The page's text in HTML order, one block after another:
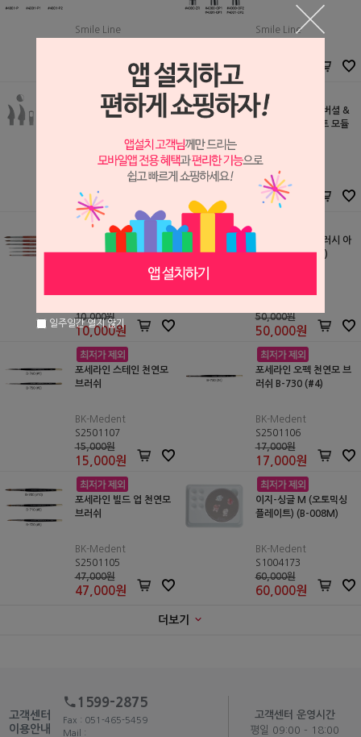
Smile Line
Smile Line
스마일 라인 세라믹 인스
(#4001-ZN)
Smile Line
73,000
스마일 라인 유니버셜 &
왁스 인스트루먼트 모듈
Smile Line
S2511201
74,000원
74,000
쇼후 포세라인 브러시 아
트 리필
10,000원
10,000원
쇼후 포세라인 브러시 아
트 세트 (#K0076)
50,000원
50,000원
포세라인 스테인 천연모
브러쉬
BK-Medent
S2501107
15,000원
15,000원
포세라인 오펙 천연모 브
러쉬 B-730 (#4)
BK-Medent
S2501106
17,000원
17,000원
포세라인 빌드 업 천연모
브러쉬
BK-Medent
S2501105
47,000원
47,000원
이지-싱글 M (오토믹싱
플레이트) (B-008M)
BK-Medent
S1004173
60,000원
60,000원
더보기
고객센터
이용안내
1599-2875
Fax : 051-465-5459
Mail :
고객센터 운영시간
평일 09:00 - 18:00
일주일간 열지 않기